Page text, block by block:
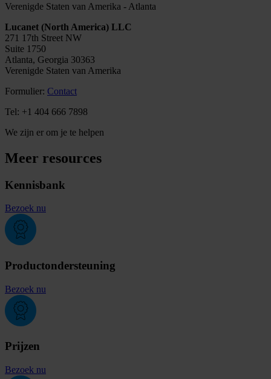
Verenigde Staten van Amerika - Atlanta
Lucanet (North America) LLC
271 17th Street NW
Suite 1750
Atlanta, Georgia 30363
Verenigde Staten van Amerika
Formulier: Contact
Tel: +1 404 666 7898
We zijn er om je te helpen
Meer resources
Kennisbank
Bezoek nu
Productondersteuning
Bezoek nu
Prijzen
Bezoek nu